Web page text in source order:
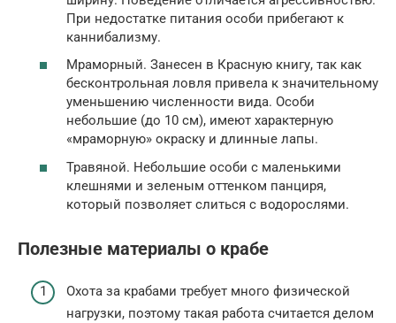
При недостатке питания особи прибегают к
каннибализму.
Мраморный. Занесен в Красную книгу, так как
бесконтрольная ловля привела к значительному
уменьшению численности вида. Особи
небольшие (до 10 см), имеют характерную
«мраморную» окраску и длинные лапы.
Травяной. Небольшие особи с маленькими
клешнями и зеленым оттенком панциря,
который позволяет слиться с водорослями.
Полезные материалы о крабе
Охота за крабами требует много физической
нагрузки, поэтому такая работа считается делом